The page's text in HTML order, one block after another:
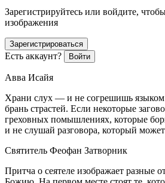
Зарегистрируйтесь или войдите,
изображения
Зарегистрироваться
Есть аккаунт? Войти
Авва Исайя
Храни слух — и не согрешишь языком
брань страстей. Если некоторые
греховных помышлениях, которые
и не слушай разговора, который
Святитель Феофан Затворник
Притча о сеятеле изображает разные